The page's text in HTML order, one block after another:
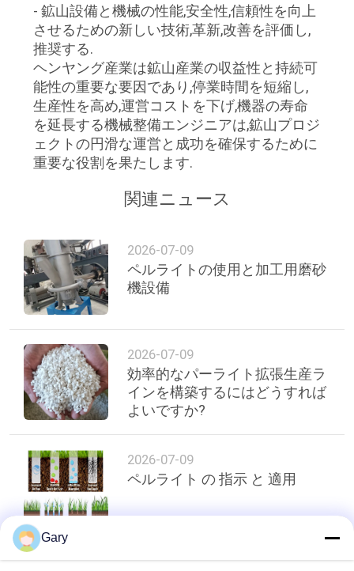
ュ
地
- 鉱山設備と機械の性能,安全性,信頼性を向上
させるための新しい技術,革新,改善を評価し,
推奨する.
ヘンヤング産業は鉱山産業の収益性と持続可
能性の重要な要因であり,停業時間を短縮し,
生産性を高め,運営コストを下げ,機器の寿命
を延長する機械整備エンジニアは,鉱山プロジ
ェクトの円滑な運営と成功を確保するために
重要な役割を果たします.
関連ニュース
2026-07-09
ペルライトの使用と加工用磨砂
機設備
2026-07-09
効率的なパーライト拡張生産ラ
インを構築するにはどうすれば
よいですか?
2026-07-09
ペルライト の 指示 と 適用
Gary